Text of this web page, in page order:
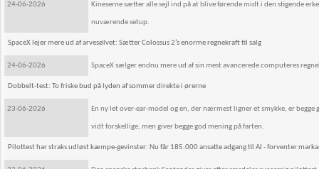
24-06-2026 Kineserne sætter alle sejl ind på at blive førende midt i den stigende
nuværende setup.
SpaceX lejer mere ud af arvesølvet: Sætter Colossus 2’s enorme regnekraft til salg
24-06-2026 SpaceX sælger endnu mere ud af sin mest avancerede computeres
Dobbelt-test: To friske bud på lyden af sommer direkte i ørerne
23-06-2026 En ny let over-ear-model og en, der nærmest ligner et smykke, er
vidt forskellige, men giver begge god mening på farten.
Pilottest har straks udløst kæmpe-gevinster: Nu får 185.000 ansatte adgang til AI - forventer